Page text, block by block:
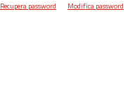
Recupera password Modifica password